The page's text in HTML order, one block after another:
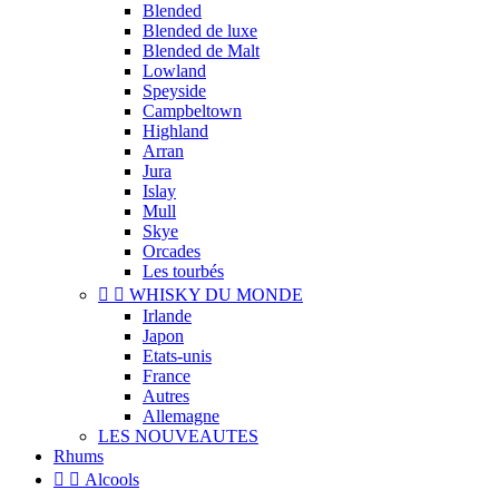
Blended
Blended de luxe
Blended de Malt
Lowland
Speyside
Campbeltown
Highland
Arran
Jura
Islay
Mull
Skye
Orcades
Les tourbés
  WHISKY DU MONDE
Irlande
Japon
Etats-unis
France
Autres
Allemagne
LES NOUVEAUTES
Rhums
  Alcools